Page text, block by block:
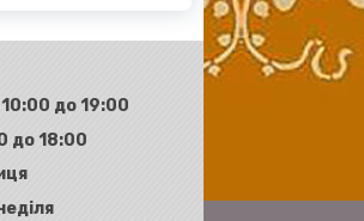
до 19:00
до 18:00